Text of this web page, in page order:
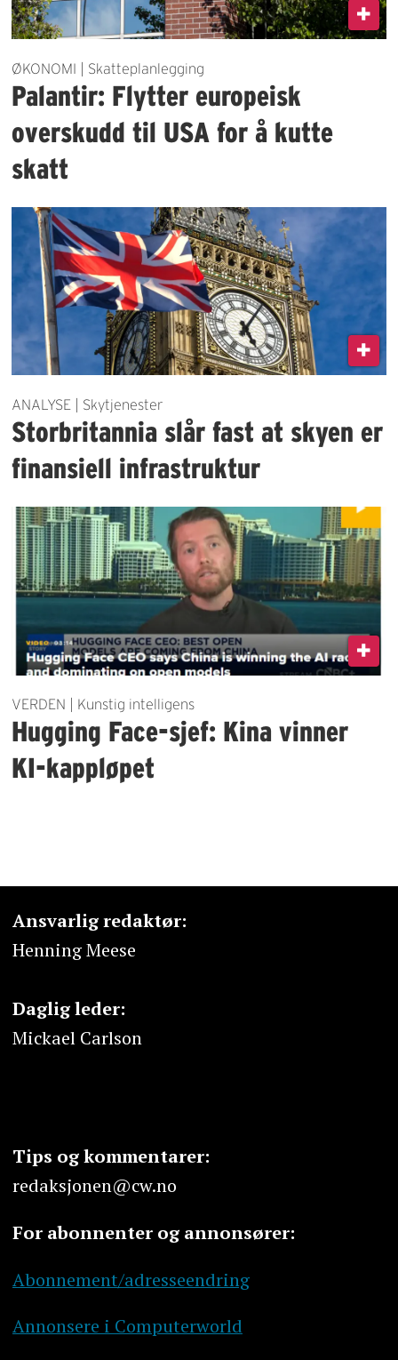
ØKONOMI | Skatteplanlegging
Palantir: Flytter europeisk
overskudd til USA for å kutte
skatt
ANALYSE | Skytjenester
Storbritannia slår fast at skyen er
finansiell infrastruktur
VERDEN | Kunstig intelligens
Hugging Face-sjef: Kina vinner
KI-kappløpet
Ansvarlig redaktør:
Henning Meese
Daglig leder:
Mickael Carlson
Tips og kommentarer:
redaksjonen@cw.no
For abonnenter og annonsører:
Abonnement/adresseendring
Annonsere i Computerworld